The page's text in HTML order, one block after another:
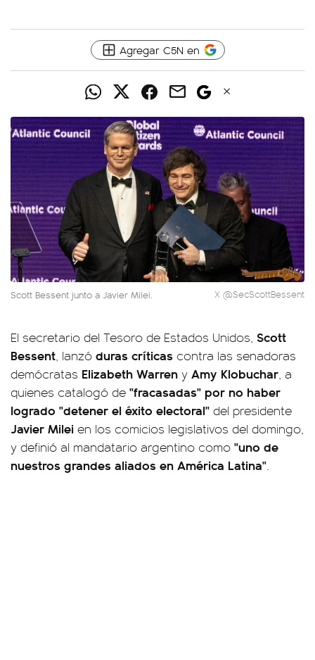
Agregar C5N en
Scott Bessent junto a Javier Milei. X @SecScottBessent
El secretario del Tesoro de Estados Unidos, Scott
Bessent, lanzó duras críticas contra las senadoras
demócratas Elizabeth Warren y Amy Klobuchar, a
quienes catalogó de "fracasadas" por no haber
logrado "detener el éxito electoral" del presidente
Javier Milei en los comicios legislativos del domingo,
y definió al mandatario argentino como "uno de
nuestros grandes aliados en América Latina".